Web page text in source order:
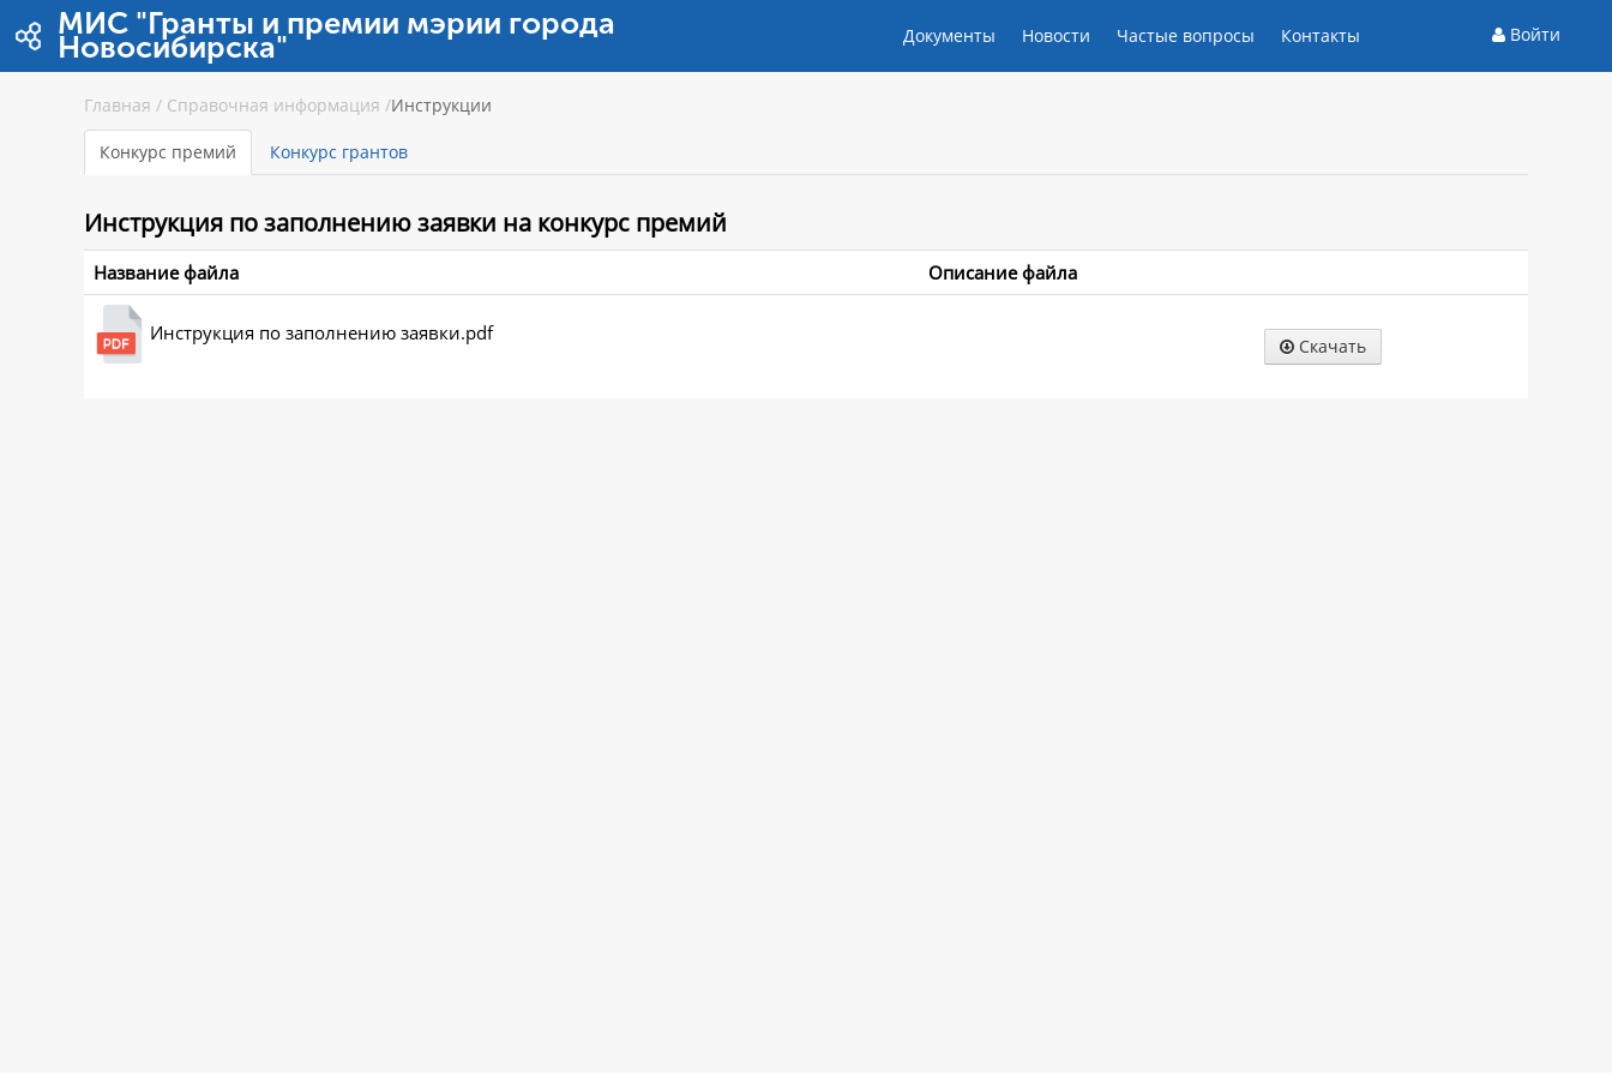
Перейти к содержимому
МИС "Гранты и премии мэрии города
Новосибирска" Документы Новости Частые вопросы Контакты Войти
Главная / Справочная информация /Инструкции
Конкурс премий Конкурс грантов
Инструкция по заполнению заявки на конкурс премий
Название файла Описание файла
Инструкция по заполнению заявки.pdf
Скачать